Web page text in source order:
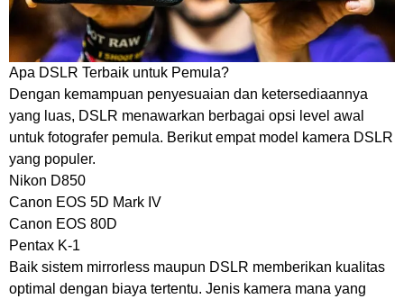
Apa DSLR Terbaik untuk Pemula?
Dengan kemampuan penyesuaian dan ketersediaannya
yang luas, DSLR menawarkan berbagai opsi level awal
untuk fotografer pemula. Berikut empat model kamera DSLR
yang populer.
Nikon D850
Canon EOS 5D Mark IV
Canon EOS 80D
Pentax K-1
Baik sistem mirrorless maupun DSLR memberikan kualitas
optimal dengan biaya tertentu. Jenis kamera mana yang